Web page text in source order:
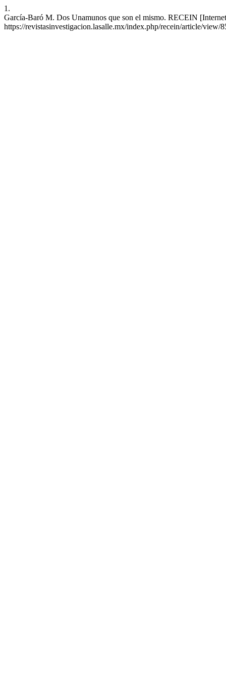
1.
García-Baró M. Dos Unamunos que son el mismo. RECEIN
https://revistasinvestigacion.lasalle.mx/index.php/recein/article/view/